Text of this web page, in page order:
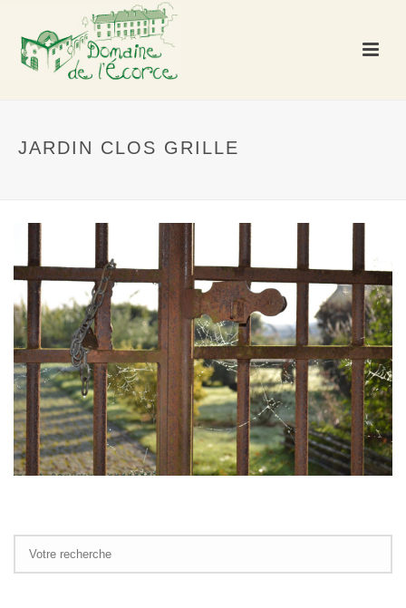
JARDIN CLOS GRILLE